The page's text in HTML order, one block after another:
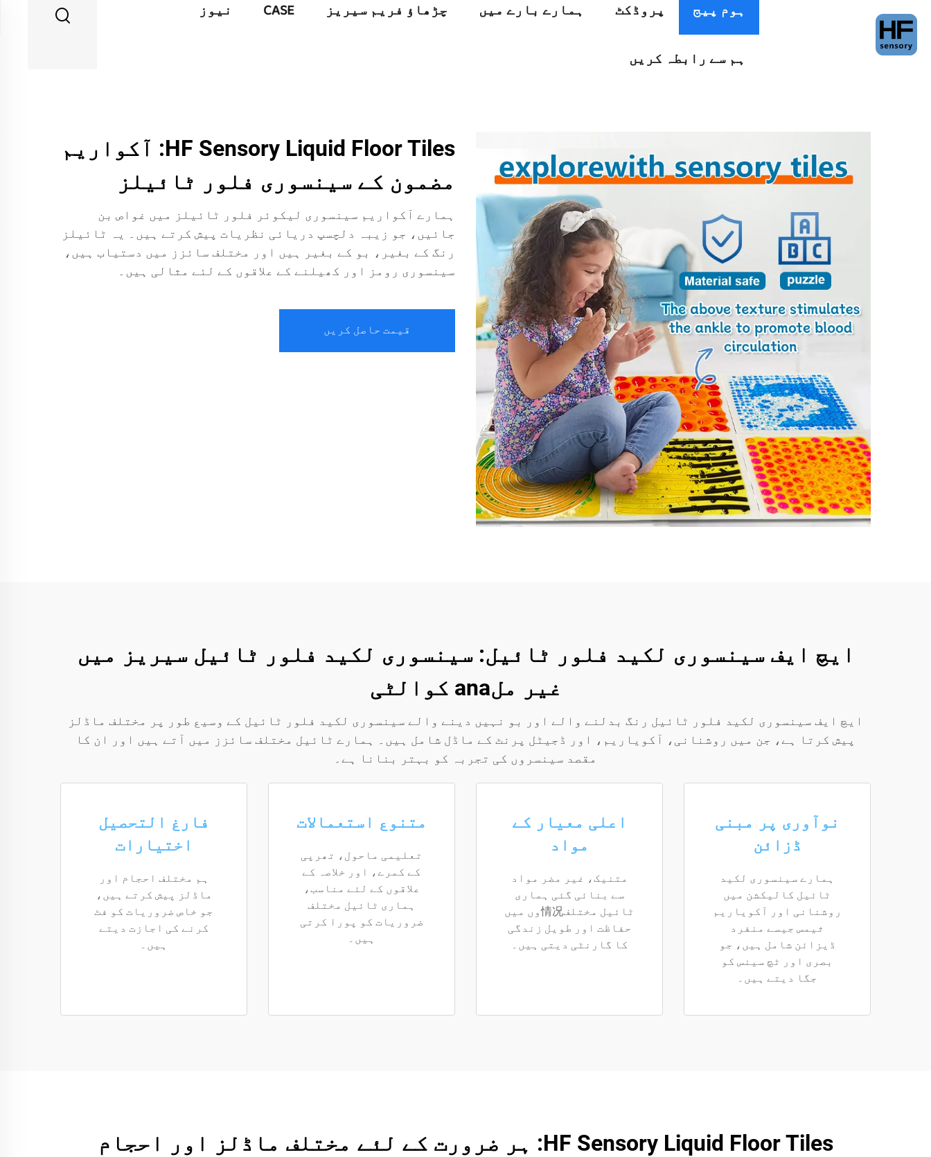
ہوم پیج پروڈکٹ ہمارے بارے میں چڑھاؤ فریم سیریز CASE نیوز
ہم سے رابطہ کریں
HF Sensory Liquid Floor Tiles: آکواریم
مضمون کے سینسوری فلور ٹائیلز
ہمارے آکواریم سینسوری لیکوئر فلور ٹائیلز میں غواص بن
جائیں، جو زیبہ دلچسپ دریائی نظریات پیش کرتے ہیں۔ یہ ٹائیلز
رنگ کے بغیر، بو کے بغیر ہیں اور مختلف سائزز میں دستیاب ہیں،
سینسوری رومز اور کھیلنے کے علاقوں کے لئے مثالی ہیں۔
قیمت حاصل کریں
ایچ ایف سینسوری لکید فلور ٹائیل: سینسوری لکید فلور ٹائیل سیریز میں
غیر ملana کوالٹی
ایچ ایف سینسوری لکید فلور ٹائیل رنگ بدلنے والے اور بو نہیں دینے والے سینسوری لکید فلور ٹائیل کے وسیع طور پر مختلف ماڈلز
پیش کرتا ہے، جن میں روشنانی، آکویاریم، اور ڈجیٹل پرنٹ کے ماڈل شامل ہیں۔ ہمارے ٹائیل مختلف سائزز میں آتے ہیں اور ان کا
مقصد سینسروں کی تجربہ کو بہتر بنانا ہے۔
نوآوری پر مبنی
ڈزائن
ہمارے سینسوری لکید
ٹائیل کالیکشن میں
روشنانی اور آکویاریم
ثیمس جیسے منفرد
ڈیزائن شامل ہیں، جو
بصری اور ٹچ سینس کو
جگا دیتے ہیں۔
اعلی معیار کے
مواد
متنیک، غیر مضر مواد
سے بنائی گئی ہماری
ٹائیل مختلف情况وں میں
حفاظت اور طویل زندگی
کا گارنٹی دیتی ہیں۔
متنوع استعمالات
تعلیمی ماحول، تھرپی
کے کمرے، اور خلاصہ کے
علاقوں کے لئے مناسب،
ہماری ٹائیل مختلف
ضروریات کو پورا کرتی
ہیں۔
فارغ التحصیل
اختیارات
ہم مختلف احجام اور
ماڈلز پیش کرتے ہیں،
جو خاص ضروریات کو فٹ
کرنے کی اجازت دیتے
ہیں۔
HF Sensory Liquid Floor Tiles: ہر ضرورت کے لئے مختلف ماڈلز اور احجام